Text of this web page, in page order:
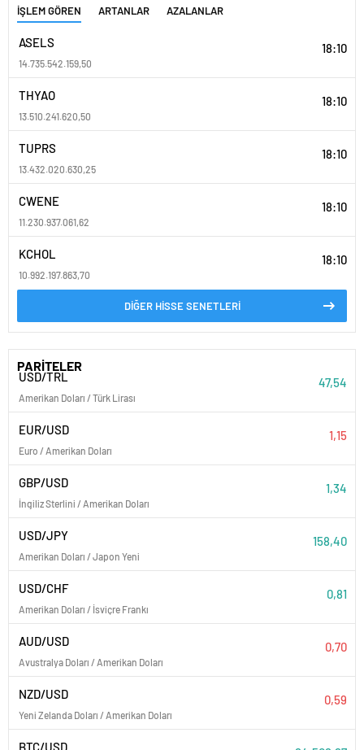
İŞLEM GÖREN ARTANLAR AZALANLAR
ASELS
14.735.542.159,50
18:10
THYAO
13.510.241.620,50
18:10
TUPRS
13.432.020.630,25
18:10
CWENE
11.230.937.061,62
18:10
KCHOL
10.992.197.863,70
18:10
DİĞER HİSSE SENETLERİ
PARİTELER
USD/TRL
Amerikan Doları / Türk Lirası
47,54
EUR/USD
Euro / Amerikan Doları
1,15
GBP/USD
İngiliz Sterlini / Amerikan Doları
1,34
USD/JPY
Amerikan Doları / Japon Yeni
158,40
USD/CHF
Amerikan Doları / İsviçre Frankı
0,81
AUD/USD
Avustralya Doları / Amerikan Doları
0,70
NZD/USD
Yeni Zelanda Doları / Amerikan Doları
0,59
BTC/USD